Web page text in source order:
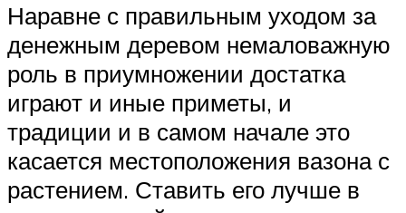
Наравне с правильным уходом за
денежным деревом немаловажную
роль в приумножении достатка
играют и иные приметы, и
традиции и в самом начале это
касается местоположения вазона с
растением. Ставить его лучше в